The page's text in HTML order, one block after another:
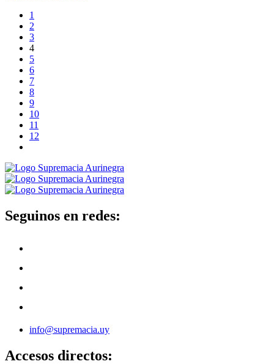
1
2
3
4
5
6
7
8
9
10
11
12
Seguinos en redes:
info@supremacia.uy
Accesos directos: